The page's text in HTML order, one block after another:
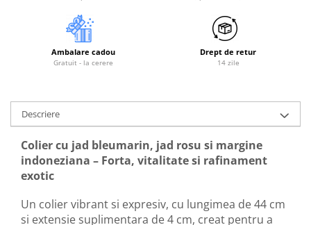
Ambalare cadou
Gratuit - la cerere
Drept de retur
14 zile
Descriere
Colier cu jad bleumarin, jad rosu si margine
indoneziana – Forta, vitalitate si rafinament
exotic
Un colier vibrant si expresiv, cu lungimea de 44 cm
si extensie suplimentara de 4 cm, creat pentru a